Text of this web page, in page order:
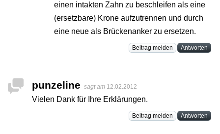
einen intakten Zahn zu beschleifen als eine
(ersetzbare) Krone aufzutrennen und durch
eine neue als Brückenanker zu ersetzen.
Beitrag melden Antworten
punzeline sagt am 12.02.2012
Vielen Dank für Ihre Erklärungen.
Beitrag melden Antworten